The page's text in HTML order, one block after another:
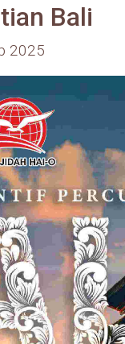
Bali
2025